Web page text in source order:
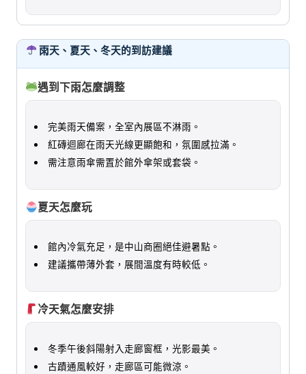
雨天、夏天、冬天的到訪建議
遇到下雨怎麼調整
完美雨天備案，全室內展區不淋雨。
紅磚迴廊在雨天光線更顯飽和，氛圍感拉滿。
需注意雨傘需置於館外傘架或套袋。
夏天怎麼玩
館內冷氣充足，是中山商圈絕佳避暑點。
建議攜帶薄外套，展間溫度有時較低。
冷天氣怎麼安排
冬季午後斜陽射入走廊窗框，光影最美。
古蹟通風較好，走廊區可能微涼。